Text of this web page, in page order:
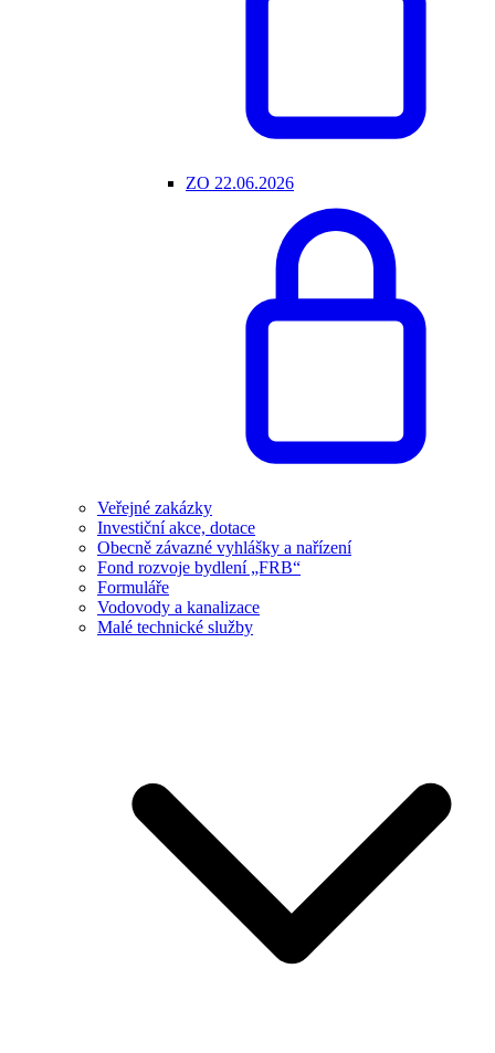
ZO 22.06.2026
Veřejné zakázky
Investiční akce, dotace
Obecně závazné vyhlášky a nařízení
Fond rozvoje bydlení „FRB“
Formuláře
Vodovody a kanalizace
Malé technické služby